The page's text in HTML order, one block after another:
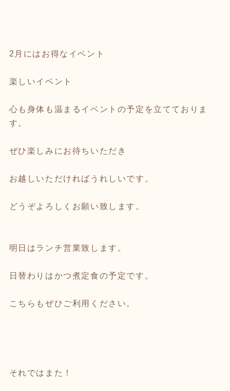
2月にはお得なイベント
楽しいイベント
心も身体も温まるイベントの予定を立てておりま
す。
ぜひ楽しみにお待ちいただき
お越しいただければうれしいです。
どうぞよろしくお願い致します。
明日はランチ営業致します。
日替わりはかつ煮定食の予定です。
こちらもぜひご利用ください。
それではまた！